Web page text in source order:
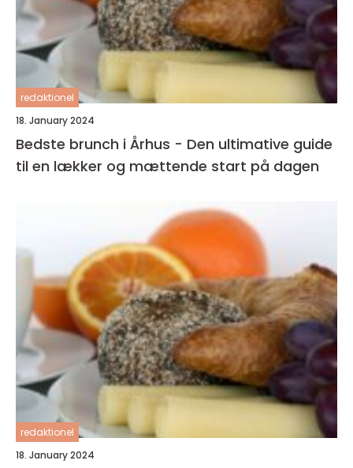
redaktionel
18. January 2024
Bedste brunch i Århus - Den ultimative guide
til en lækker og mættende start på dagen
redaktionel
18. January 2024